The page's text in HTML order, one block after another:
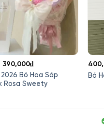
Bó Hoa Sáp
Rosa Sweety
Giá
gốc
là:
390,000₫Giá
hiện
tại
Bó